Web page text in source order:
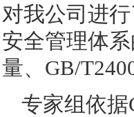
对我公司进
安全管理体
量、 GB/
专家组依据